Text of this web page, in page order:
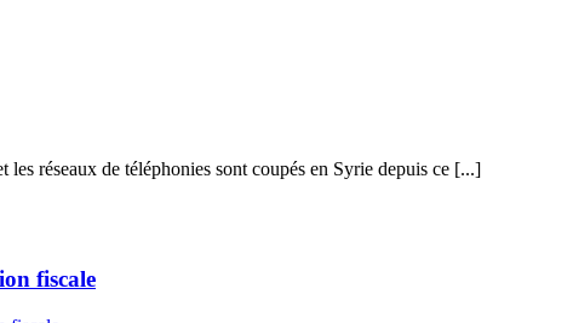
réseaux de téléphonies sont coupés en Syrie depuis ce [...]
fiscale